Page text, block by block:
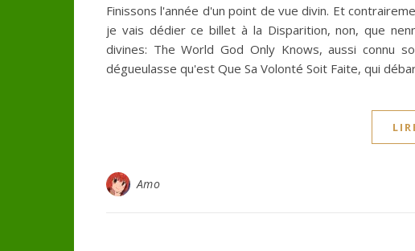
Finissons l'année d'un point de vue divin. Et
je vais dédier ce billet à la Disparition, non, que
divines: The World God Only Knows, aussi connu
dégueulasse qu'est Que Sa Volonté Soit Faite, qui
Amo